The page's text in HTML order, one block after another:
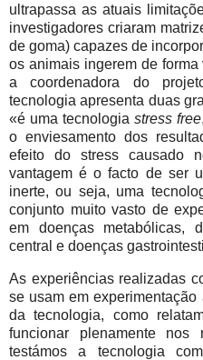
ultrapassa as atuais
investigadores criaram
de goma) capazes de
os animais ingerem de
a coordenadora do
tecnologia apresenta duas
«é uma tecnologiastress free
o enviesamento dos
efeito do stress causado
vantagem é o facto de ser
inerte, ou seja, uma
conjunto muito vasto de
em doenças metabólicas,
central e doenças
As experiências realizadas
se usam em
da tecnologia, como
funcionar plenamente
testámos a tecnologia